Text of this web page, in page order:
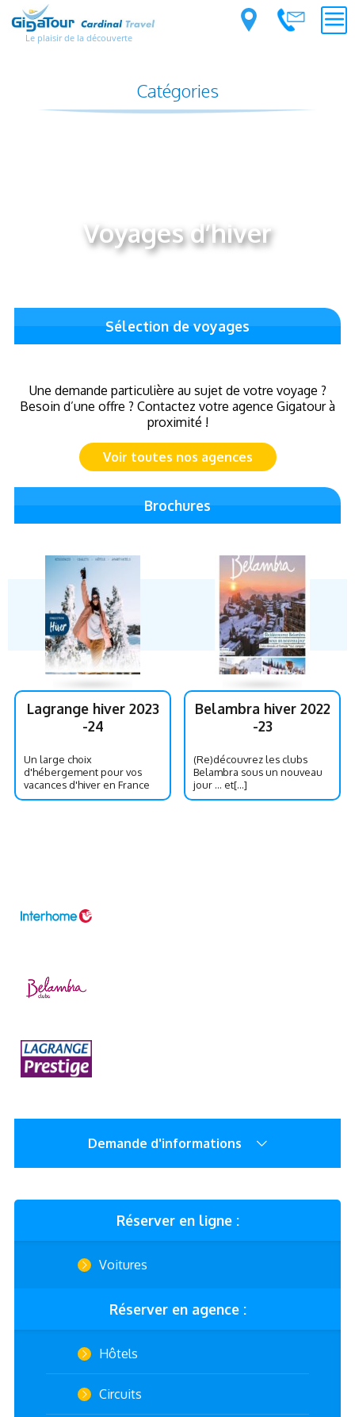
Le plaisir de la découverte
Catégories
Réserver en ligne :
Voitures
Réserver en agence :
Hôtels
Circuits
Voyages d’hiver
Sélection de voyages
Une demande particulière au sujet de votre voyage ?
Besoin d’une offre ? Contactez votre agence Gigatour à
proximité !
Voir toutes nos agences
Brochures
Lagrange hiver 2023
-24
Un large choix
d'hébergement pour vos
vacances d'hiver en France
Belambra hiver 2022
-23
(Re)découvrez les clubs
Belambra sous un nouveau
jour … et[...]
Demande d'informations